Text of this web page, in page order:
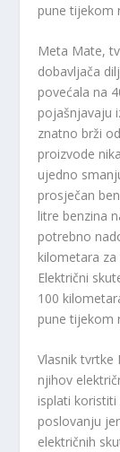
pune tijekom
Meta Mate,
dobavljača
povećala na
pojašnjavaju
znatno brži
proizvode
ujedno
prosječan
litre benzina
potrebno
kilometara
Električni
100
pune tijekom
Vlasnik
njihov
isplati
poslovanju
električnih